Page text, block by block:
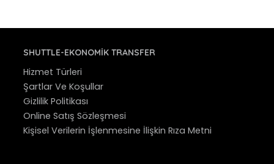
SHUTTLE-EKONOMIK TRANSFER
Hizmet Türleri
Şartlar Ve Koşullar
Gizlilik Politikası
Online Satış Sözleşmesi
Kişisel Verilerin İşlenmesine İlişkin Rıza Metni